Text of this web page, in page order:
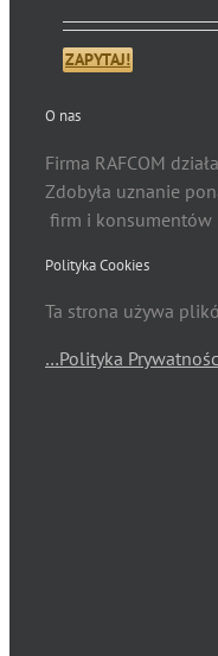
ZAPYTAJ!
O nas
Firma RAFCOM
Zdobyła uznanie
firm i konsumentów
Polityka Cookies
Ta strona używa
…Polityka